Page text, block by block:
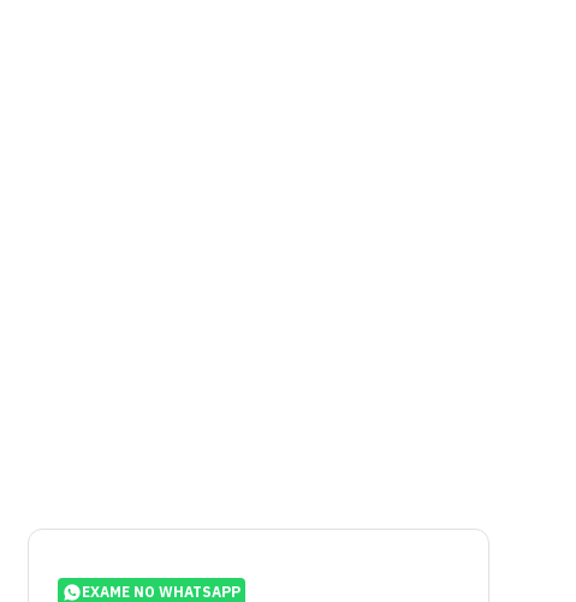
EXAME NO WHATSAPP